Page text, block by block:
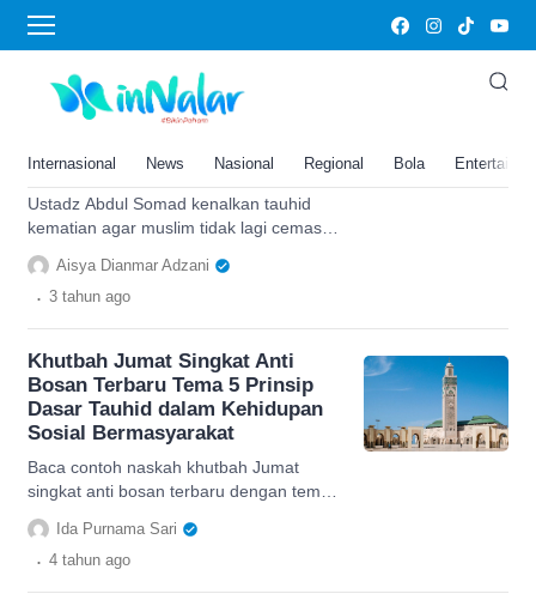
Internasional News Nasional Regional Bola
tauhid
Ustadz Abdul Somad Kenalkan
Tauhid Kematian, Jadi Kunci
Muslim Dalam Perjalanan
Ustadz Abdul Somad kenalkan tauhid
kematian agar muslim tidak lagi cemas
menghadapinya, simak penjelasan
lengkapnya di sini.
Aisya Dianmar Adzani
. 3 tahun ago
Khutbah Jumat Singkat Anti
Bosan Terbaru Tema 5 Prinsip
Dasar Tauhid dalam Kehidupan
Sosial Bermasyarakat
Baca contoh naskah khutbah Jumat
singkat anti bosan terbaru dengan tema
5 prinsip dasar tauhid dalam kehidupan
sosial bermasyarakat.
Ida Purnama Sari
. 4 tahun ago